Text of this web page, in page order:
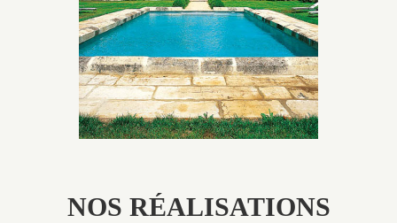
patine naturelle ou créer un ornement de pierres de
taille.
NOS RÉALISATIONS